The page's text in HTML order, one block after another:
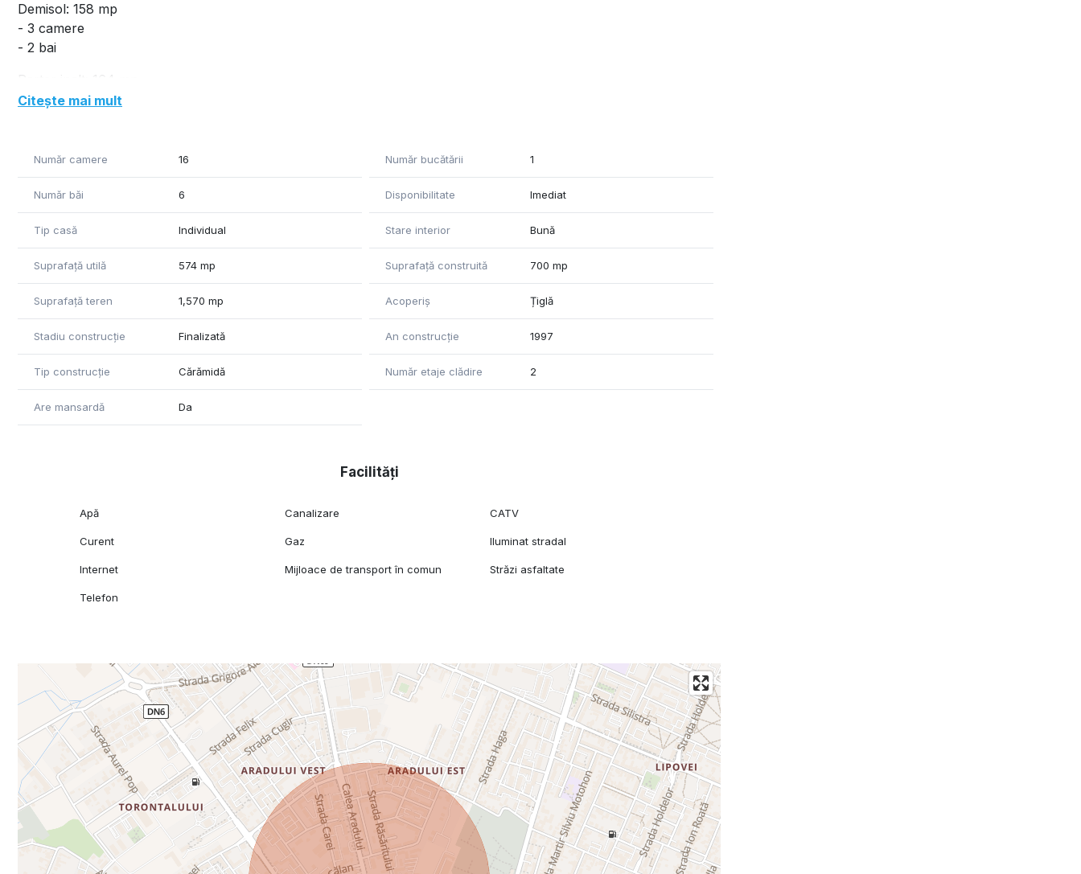
Demisol: 158 mp
- 3 camere
- 2 bai
- showroom
- 5 camere
- 2 bai
- 3 balcoane
Etaj 2: 110 mp ( inchiriat momentan )
- 3 camere
- 2 bai
Mansarda: 107 mp (neamenajata)
Citește mai mult
Număr camere 16 Număr bucătării 1
Număr băi 6 Disponibilitate Imediat
Tip casă Individual Stare interior Bună
Suprafață utilă 574 mp Suprafață construită 700 mp
Suprafață teren 1,570 mp Acoperiș Țiglă
Stadiu construcție Finalizată An construcție 1997
Tip construcție Cărămidă Număr etaje clădire 2
Are mansardă Da
Facilități
Apă Canalizare CATV
Curent Gaz Iluminat stradal
Internet Mijloace de transport în comun Străzi asfaltate
Telefon